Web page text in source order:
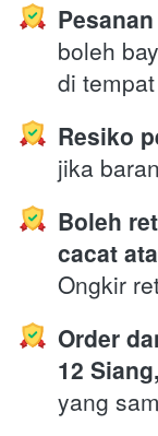
boleh
di
Resiko
jika
Boleh
cacat
Ongkir
Order
12 Siang,
yang